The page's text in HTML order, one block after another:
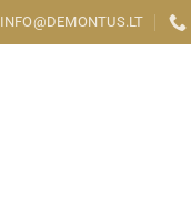
INFO@DEMONTUS.LT